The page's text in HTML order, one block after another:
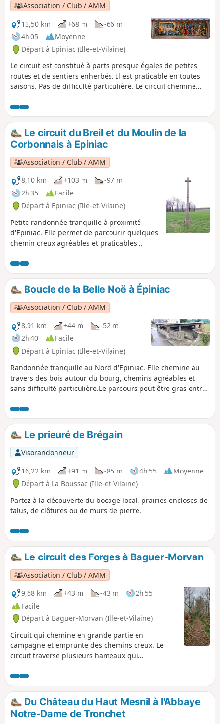
Association / Club / AMM
13,50 km
+68 m
-66 m
4h 05
Moyenne
Départ à Epiniac (Ille-et-Vilaine)
Le circuit est constitué à parts presque égales de petites
routes et de sentiers enherbés. Il est praticable en toutes
saisons. Pas de difficulté particulière. Le circuit chemine
Le parcours au niveau du parc de la Higourdais est
particulièrement agréable avec les sentiers qui longent les
deux étangs.
Le circuit du Breil et du Moulin de la
Corbonnais à Epiniac
Association / Club / AMM
8,10 km
+103 m
-97 m
2h 35
Facile
Départ à Epiniac (Ille-et-Vilaine)
Petite randonnée tranquille à proximité
d'Epiniac. Elle permet de parcourir quelques
chemin creux agréables et praticables
difficiles. Par-ci par-là se trouvent des
maisons classées. Il n'est pas impossible de
rencontrer parfois une horde de sangliers
en sous-bois, surtout en période de chasse !
Donc prudence.
Boucle de la Belle Noë à Épiniac
Association / Club / AMM
8,91 km
+44 m
-52 m
2h 40
Facile
Départ à Epiniac (Ille-et-Vilaine)
Randonnée tranquille au Nord d'Epiniac. Elle chemine au
travers des bois autour du bourg, chemins agréables et
sans difficulté particulière.Le parcours peut être gras entre
giboyeuse, il arrive parfois de rencontre une horde de
sangliers en sous-bois, surtout en période de chasse ! Donc
prudence.
Le prieuré de Brégain
Visorandonneur
16,22 km
+91 m -85 m 4h 55
Moyenne
Départ à La Boussac (Ille-et-Vilaine)
Partez à la découverte du bocage local, prairies encloses de
talus, de clôtures ou de murs de pierre.
Le circuit des Forges à Baguer-Morvan
Association / Club / AMM
9,68 km
+43 m -43 m
2h 55
Facile
Départ à Baguer-Morvan (Ille-et-Vilaine)
Circuit qui chemine en grande partie en
campagne et emprunte des chemins creux. Le
circuit traverse plusieurs hameaux qui
Forges, le Portail des Forges et la Ville Feu.
Du Château du Haut Mesnil à l'Abbaye
Notre-Dame de Tronchet